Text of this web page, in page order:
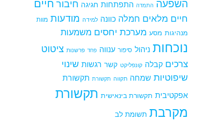
השפעה התמדה התפתחות חגיגה חיבור חיים
חיים מלאים חמלה כוונה למידה מודעות מוות
מנהיגות מסע מערכת יחסים משמעות
נוכחות ניהול סיפור ענווה פחד פרשנות ציטוט
צרכים קבלה קונפליקט קשר רגשות שינוי
שיפוטיות שמחה תקווה תקשורת תקשורת
אפקטיבית תקשורת בינאישית תקשורת
מקרבת תשומת לב